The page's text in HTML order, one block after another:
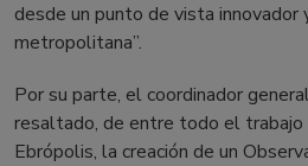
desde un punto de vista innovador
metropolitana”.
Por su parte, el coordinador
resaltado, de entre todo el
Ebrópolis, la creación de un